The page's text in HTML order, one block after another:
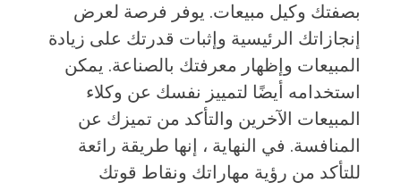
بصفتك وكيل مبيعات. يوفر فرصة لعرض
إنجازاتك الرئيسية وإثبات قدرتك على زيادة
المبيعات وإظهار معرفتك بالصناعة. يمكن
استخدامه أيضًا لتمييز نفسك عن وكلاء
المبيعات الآخرين والتأكد من تميزك عن
المنافسة. في النهاية ، إنها طريقة رائعة
للتأكد من رؤية مهاراتك ونقاط قوتك